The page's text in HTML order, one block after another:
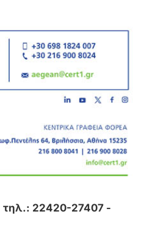
τηλ.: 22420-27407 -